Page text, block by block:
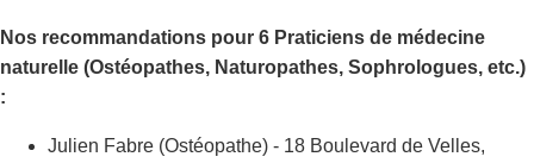
Nos recommandations pour 6 Praticiens de médecine
naturelle (Ostéopathes, Naturopathes, Sophrologues, etc.)
:
Julien Fabre (Ostéopathe) - 18 Boulevard de Velles,